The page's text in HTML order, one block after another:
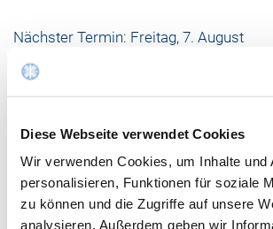
Diese Webseite verwendet Cookies
Wir verwenden Cookies, um Inhalte und
personalisieren, Funktionen für soziale
zu können und die Zugriffe auf unsere
analysieren. Außerdem geben wir
Nächster Termin: Freitag, 7. August
Nächster Termin:
06. /13. und 20. November 2026